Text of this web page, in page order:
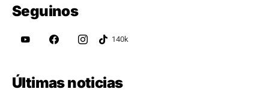
Seguinos
Últimas noticias